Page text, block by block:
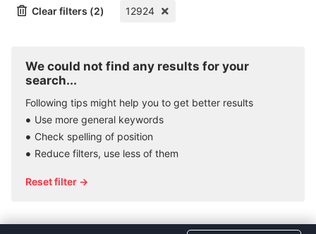
Clear filters (2) 12924
We could not find any results for your
search...
Following tips might help you to get better results
Use more general keywords
Check spelling of position
Reduce filters, use less of them
Reset filter →